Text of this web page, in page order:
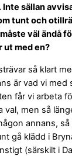
sällan
tunt och
väl ändå
ut med en?
så klart
är vad vi med
får vi arbeta
val, men så
annans,
gå klädd i
(särskilt i